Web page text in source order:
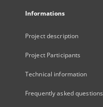
Informations
Project description
Project Participants
Technical information
Frequently asked questions